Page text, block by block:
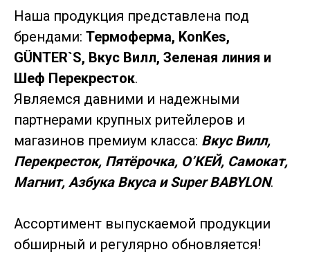
Наша продукция представлена под
брендами: Термоферма, KonKes,
GÜNTER`S, Вкус Вилл, Зеленая линия и
Шеф Перекресток.
Являемся давними и надежными
партнерами крупных ритейлеров и
магазинов премиум класса: Вкус Вилл,
Перекресток, Пятёрочка, О’КЕЙ, Самокат,
Магнит, Азбука Вкуса и Super BABYLON.
Ассортимент выпускаемой продукции
обширный и регулярно обновляется!